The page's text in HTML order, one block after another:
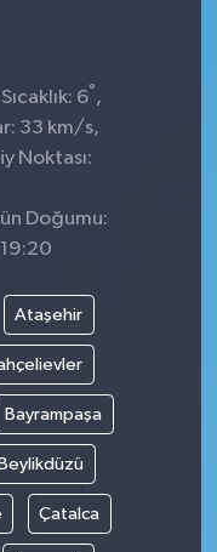
6° ,
33 km/s,
Noktası:
Doğumu:
Ataşehir
Bayrampaşa
Çatalca